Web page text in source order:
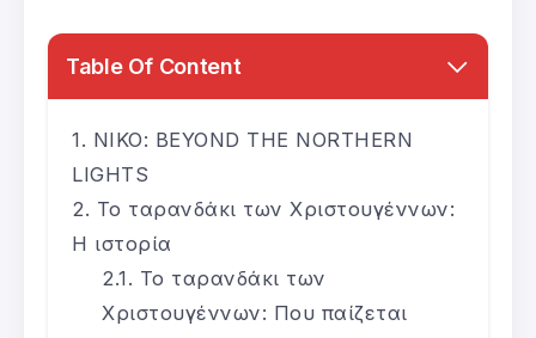
Table Of Content
NIKO: BEYOND THE NORTHERN
LIGHTS
Το ταρανδάκι των Χριστουγέννων:
Η ιστορία
Το ταρανδάκι των
Χριστουγέννων: Που παίζεται